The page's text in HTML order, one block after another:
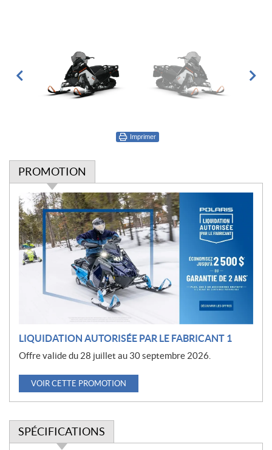
Imprimer
PROMOTION
P
r
o
m
o
t
LIQUIDATION AUTORISÉE PAR LE FABRICANT 1
Offre valide du 28 juillet au 30 septembre 2026.
VOIR CETTE PROMOTION
SPÉCIFICATIONS